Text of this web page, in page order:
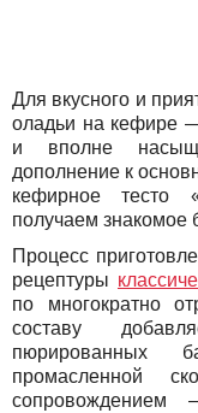
Для вкусного и
оладьи на кефире
и вполне
дополнение к
кефирное тесто
получаем знакомое
Процесс
рецептуры
по многократно
составу
пюрированных
промасленной